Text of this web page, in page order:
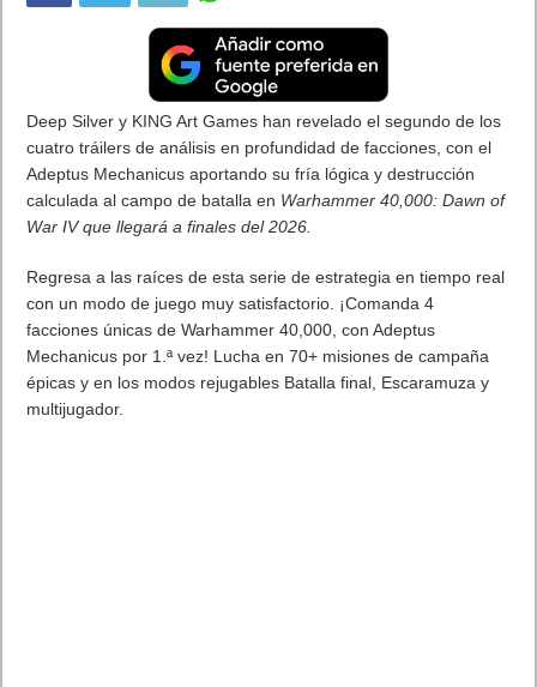
Deep Silver y KING Art Games han revelado el segundo de los
cuatro tráilers de análisis en profundidad de facciones, con el
Adeptus Mechanicus aportando su fría lógica y destrucción
calculada al campo de batalla en Warhammer 40,000: Dawn of
War IV que llegará a finales del 2026.
Regresa a las raíces de esta serie de estrategia en tiempo real
con un modo de juego muy satisfactorio. ¡Comanda 4
facciones únicas de Warhammer 40,000, con Adeptus
Mechanicus por 1.ª vez! Lucha en 70+ misiones de campaña
épicas y en los modos rejugables Batalla final, Escaramuza y
multijugador.